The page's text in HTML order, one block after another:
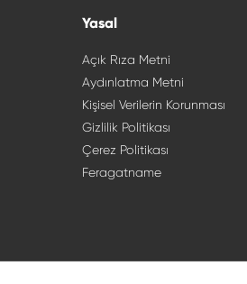
Yasal
Açık Rıza Metni
Aydınlatma Metni
Kişisel Verilerin Korunması
Gizlilik Politikası
Çerez Politikası
Feragatname